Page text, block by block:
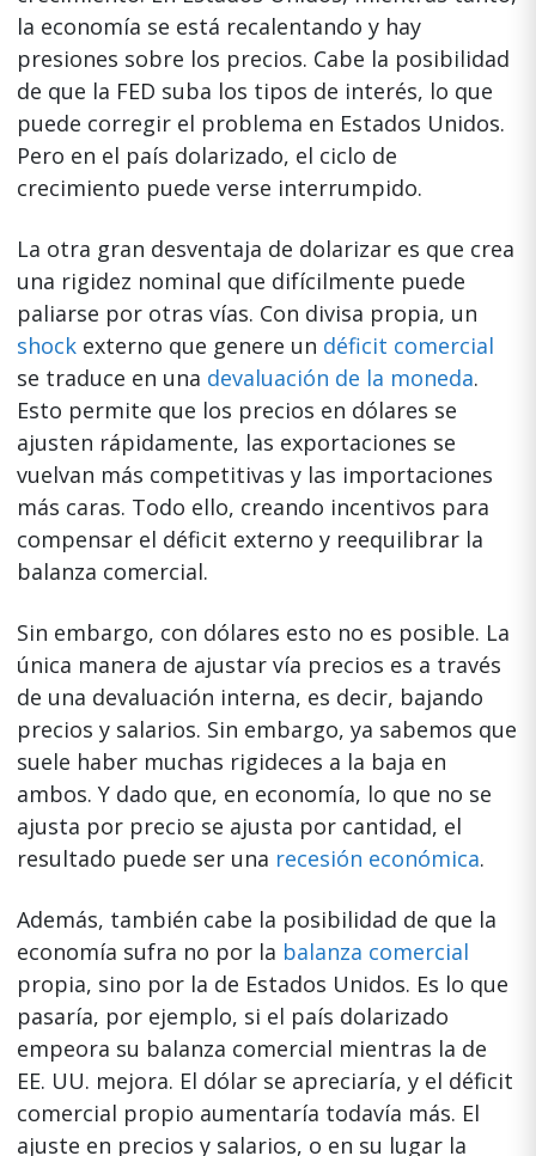
la economía se está recalentando y hay
presiones sobre los precios. Cabe la posibilidad
de que la FED suba los tipos de interés, lo que
puede corregir el problema en Estados Unidos.
Pero en el país dolarizado, el ciclo de
crecimiento puede verse interrumpido.
La otra gran desventaja de dolarizar es que crea
una rigidez nominal que difícilmente puede
paliarse por otras vías. Con divisa propia, un
shockexterno que genere un déficit comercial
se traduce en una devaluación de la moneda.
Esto permite que los precios en dólares se
ajusten rápidamente, las exportaciones se
vuelvan más competitivas y las importaciones
más caras. Todo ello, creando incentivos para
compensar el déficit externo y reequilibrar la
balanza comercial.
Sin embargo, con dólares esto no es posible. La
única manera de ajustar vía precios es a través
de una devaluación interna, es decir, bajando
precios y salarios. Sin embargo, ya sabemos que
suele haber muchas rigideces a la baja en
ambos. Y dado que, en economía, lo que no se
ajusta por precio se ajusta por cantidad, el
resultado puede ser una recesión económica.
Además, también cabe la posibilidad de que la
economía sufra no por la balanza comercial
propia, sino por la de Estados Unidos. Es lo que
pasaría, por ejemplo, si el país dolarizado
empeora su balanza comercial mientras la de
EE. UU. mejora. El dólar se apreciaría, y el déficit
comercial propio aumentaría todavía más. El
ajuste en precios y salarios, o en su lugar la